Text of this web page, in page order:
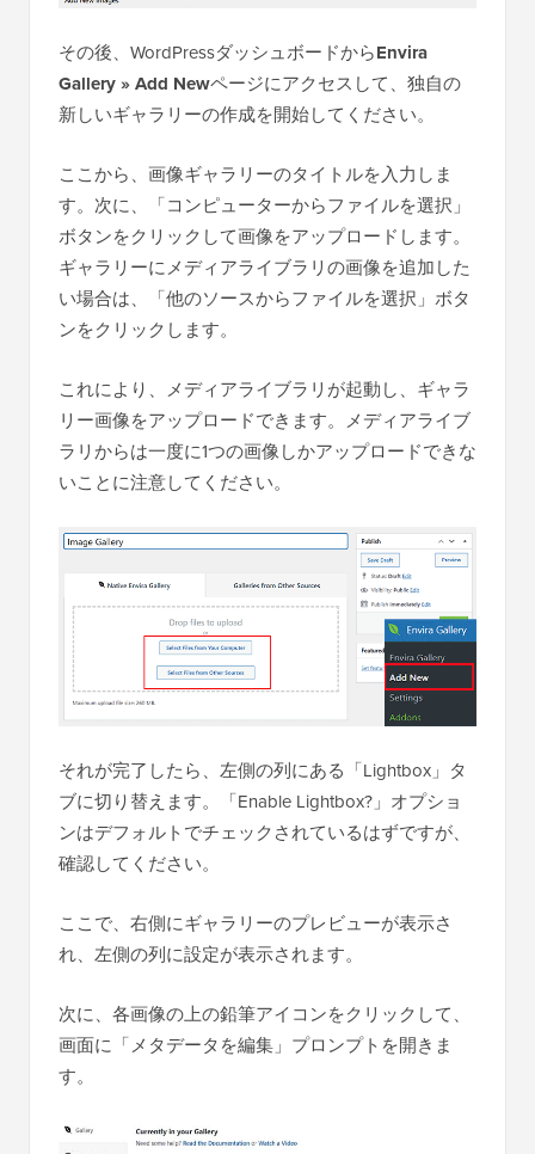
その後、WordPressダッシュボードからEnvira
Gallery » Add Newページにアクセスして、独自の
新しいギャラリーの作成を開始してください。
ここから、画像ギャラリーのタイトルを入力しま
す。次に、「コンピューターからファイルを選択」
ボタンをクリックして画像をアップロードします。
ギャラリーにメディアライブラリの画像を追加した
い場合は、「他のソースからファイルを選択」ボタ
ンをクリックします。
これにより、メディアライブラリが起動し、ギャラ
リー画像をアップロードできます。メディアライブ
ラリからは一度に1つの画像しかアップロードできな
いことに注意してください。
それが完了したら、左側の列にある「Lightbox」タ
ブに切り替えます。「Enable Lightbox?」オプショ
ンはデフォルトでチェックされているはずですが、
確認してください。
ここで、右側にギャラリーのプレビューが表示さ
れ、左側の列に設定が表示されます。
次に、各画像の上の鉛筆アイコンをクリックして、
画面に「メタデータを編集」プロンプトを開きま
す。